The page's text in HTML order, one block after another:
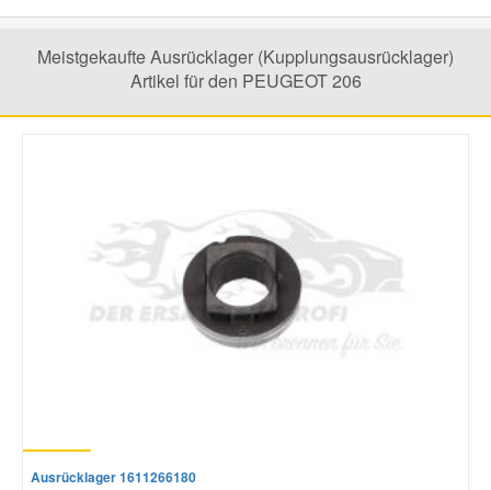
Meistgekaufte Ausrücklager (Kupplungsausrücklager)
Artikel für den PEUGEOT 206
Ausrücklager 1611266180
Porsche Ersatzteile
Seat Ersatzteile
Suzuki Ersatzteile
Toyota Ersatzteile
Volvo Ersatzteile